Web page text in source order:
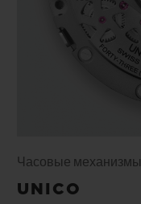
Часовые механизмы
UNICO